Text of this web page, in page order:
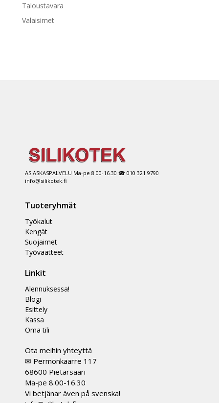
Taloustavara
Valaisimet
ASIASKASPALVELU Ma-pe 8.00-16.30 ☎ 010 321 9790
info@silikotek.fi
Tuoteryhmät
Työkalut
Kengät
Suojaimet
Työvaatteet
Linkit
Alennuksessa!
Blogi
Esittely
Kassa
Oma tili
Ota meihin yhteyttä
✉ Permonkaarre 117
68600 Pietarsaari
Ma-pe 8.00-16.30
Vi betjänar även på svenska!